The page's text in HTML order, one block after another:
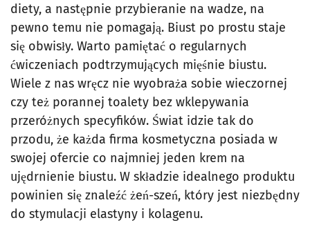
diety, a następnie przybieranie na wadze, na
pewno temu nie pomagają. Biust po prostu staje
się obwisły. Warto pamiętać o regularnych
ćwiczeniach podtrzymujących mięśnie biustu.
Wiele z nas wręcz nie wyobraża sobie wieczornej
czy też porannej toalety bez wklepywania
przeróżnych specyfików. Świat idzie tak do
przodu, że każda firma kosmetyczna posiada w
swojej ofercie co najmniej jeden krem na
ujędrnienie biustu. W składzie idealnego produktu
powinien się znaleźć żeń-szeń, który jest niezbędny
do stymulacji elastyny i kolagenu.